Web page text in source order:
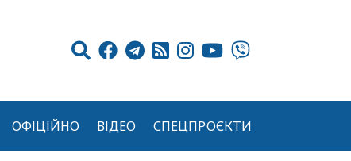
ОФІЦІЙНО ВІДЕО СПЕЦПРОЄКТИ